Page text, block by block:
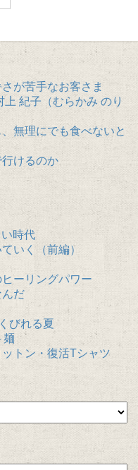
が苦手なお客さま
紀子（むらかみ のり
無理にでも食べないと
けるのか
時代
いく（前編）
ーリングパワー
だ
びれる夏
麺
トン・復活Tシャツ